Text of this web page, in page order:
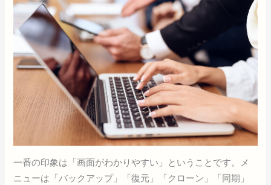
一番の印象は「画面がわかりやすい」ということです。メ
ニューは「バックアップ」「復元」「クローン」「同期」